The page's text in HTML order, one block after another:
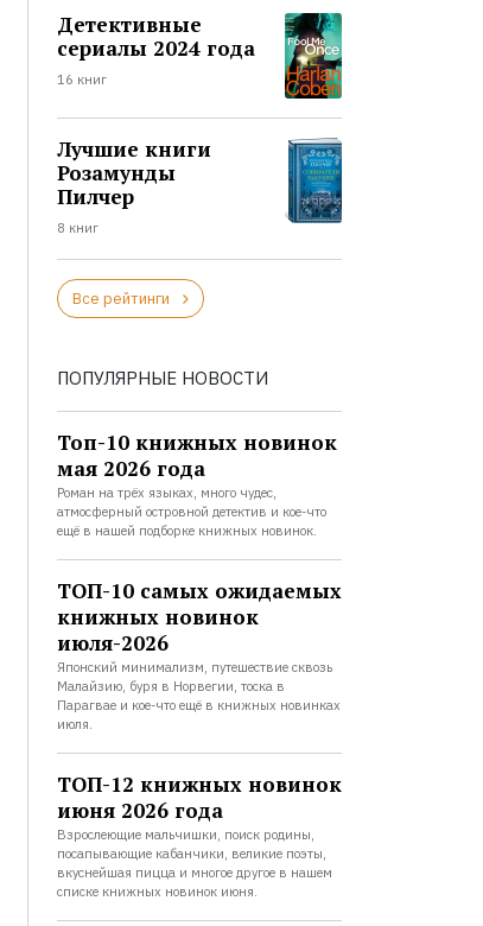
Детективные
сериалы 2024 года
16 книг
Лучшие книги
Розамунды
Пилчер
8 книг
Все рейтинги
ПОПУЛЯРНЫЕ НОВОСТИ
Топ-10 книжных новинок
мая 2026 года
Роман на трёх языках, много чудес,
атмосферный островной детектив и кое-что
ещё в нашей подборке книжных новинок.
ТОП-10 самых ожидаемых
книжных новинок
июля-2026
Японский минимализм, путешествие сквозь
Малайзию, буря в Норвегии, тоска в
Парагвае и кое-что ещё в книжных новинках
июля.
ТОП-12 книжных новинок
июня 2026 года
Взрослеющие мальчишки, поиск родины,
посапывающие кабанчики, великие поэты,
вкуснейшая пицца и многое другое в нашем
списке книжных новинок июня.